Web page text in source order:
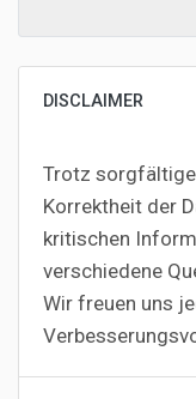
DISCLAIMER
Trotz
Korrektheit der
kritischen
verschiedene
Wir freuen uns